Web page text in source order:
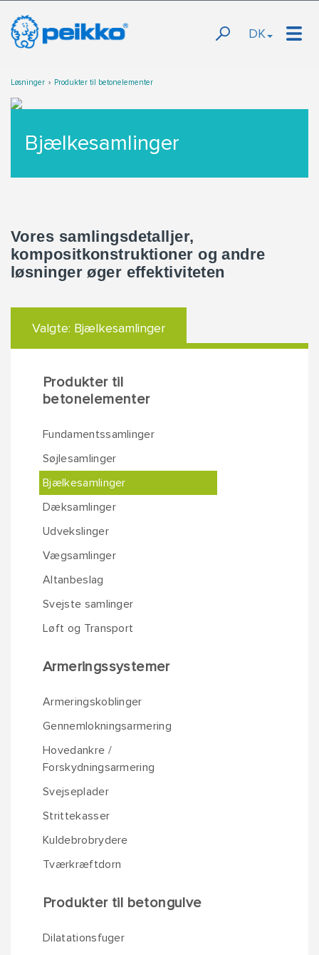
DK
Løsninger Produkter til betonelementer
Bjælkesamlinger
Vores samlingsdetalljer,
kompositkonstruktioner og andre
løsninger øger effektiviteten
Valgte: Bjælkesamlinger
Produkter til
betonelementer
Fundamentssamlinger
Søjlesamlinger
Bjælkesamlinger
Dæksamlinger
Udvekslinger
Vægsamlinger
Altanbeslag
Svejste samlinger
Løft og Transport
Armeringssystemer
Armeringskoblinger
Gennemlokningsarmering
Hovedankre /
Forskydningsarmering
Svejseplader
Strittekasser
Kuldebrobrydere
Tværkræftdorn
Produkter til betongulve
Dilatationsfuger